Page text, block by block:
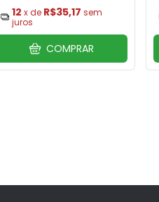
12 x de R$35,17 sem
juros
COMPRAR